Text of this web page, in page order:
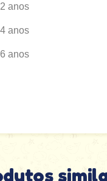
anos
anos
anos